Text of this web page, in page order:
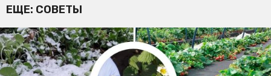
ЕЩЕ: СОВЕТЫ